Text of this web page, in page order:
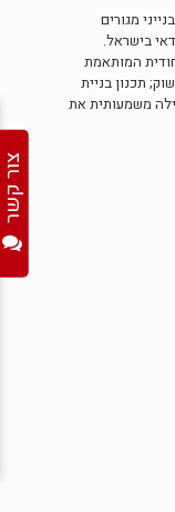
מגורים
בישראל.
המותאמת
תכנון בניית
משמעותית את